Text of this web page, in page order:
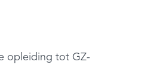
opleiding tot GZ-